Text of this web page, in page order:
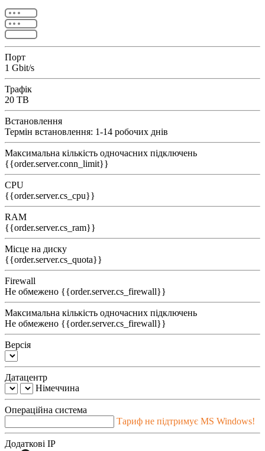
Порт
1 Gbit/s
Трафік
20 TB
Встановлення
Термін встановлення: 1-14 робочих днів
Максимальна кількість одночасних підключень
{{order.server.conn_limit}}
CPU
{{order.server.cs_cpu}}
RAM
{{order.server.cs_ram}}
Місце на диску
{{order.server.cs_quota}}
Firewall
Не обмежено {{order.server.cs_firewall}}
Максимальна кількість одночасних підключень
Не обмежено {{order.server.cs_firewall}}
Версія
Датацентр
Німеччина
Операційна система
Тариф не підтримує MS Windows!
Додаткові IP